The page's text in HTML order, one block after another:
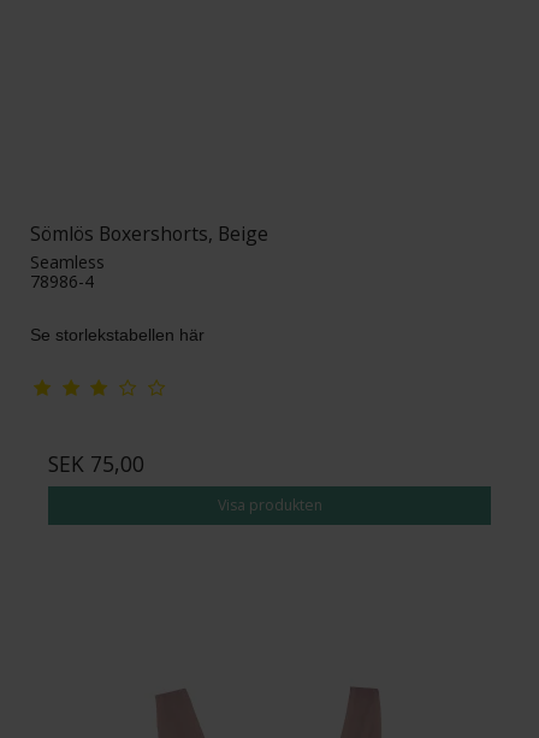
Sömlös Boxershorts, Beige
Seamless
78986-4
Se storlekstabellen här
SEK 75,00
Visa produkten